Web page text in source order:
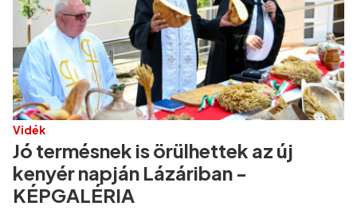
Vidék
Jó termésnek is örülhettek az új
kenyér napján Lázáriban -
KÉPGALÉRIA